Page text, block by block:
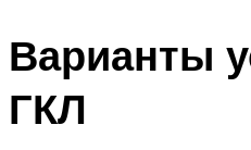
Варианты
ГКЛ